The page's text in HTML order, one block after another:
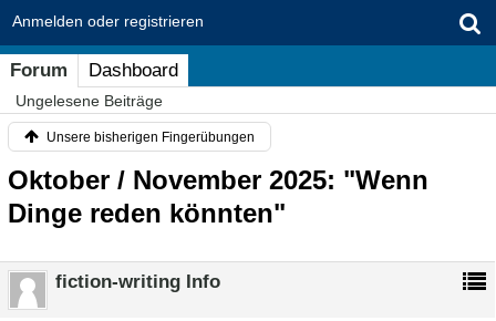
Anmelden oder registrieren
Forum Dashboard
Ungelesene Beiträge
Unsere bisherigen Fingerübungen
Oktober / November 2025: "Wenn
Dinge reden könnten"
fiction-writing Info